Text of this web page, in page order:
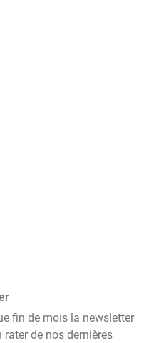
fin de mois la newsletter
de nos dernières